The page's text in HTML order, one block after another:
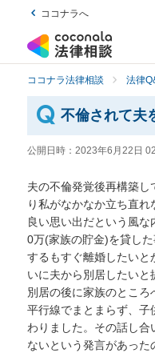
ココナラへ
ココナラ法律相談 法律
不倫されて夫
公開日時： 2023年6月22日
夫の不倫発覚後再構築
り私がなかなか立ち直
良い思い出だという風
0万(家族の貯金)を貸し
するもすぐ離婚したいと
いに夫から別居したい
別居の後に家族のとこ
平行線でまとまらず、子
わりました。その話し合
ないという発言があっ